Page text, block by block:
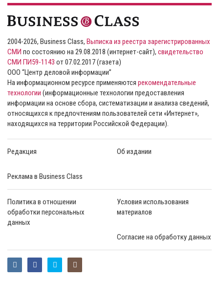
2004-2026, Business Class, Выписка из реестра зарегистрированных
СМИ по состоянию на 29.08.2018 (интернет-сайт), свидетельство
СМИ ПИ59-1143 от 07.02.2017 (газета)
ООО “Центр деловой информации”
На информационном ресурсе применяются рекомендательные
технологии (информационные технологии предоставления
информации на основе сбора, систематизации и анализа сведений,
относящихся к предпочтениям пользователей сети «Интернет»,
находящихся на территории Российской Федерации).
Редакция Об издании
Реклама в Business Class
Политика в отношении
обработки персональных
данных
Условия использования
материалов
Согласие на обработку данных